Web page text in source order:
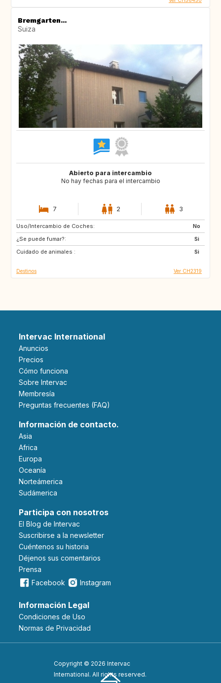
Bremgarten...
Suiza
Abierto para intercambio
No hay fechas para el intercambio
7 2 3
Uso/Intercambio de Coches:
No
¿Se puede fumar?:
Si
Cuidado de animales :
Si
US
PL
IE
Destinos Ver CH2319
Intervac International
Anuncios
Precios
Cómo funciona
Sobre Intervac
Membresía
Preguntas frecuentes (FAQ)
Información de contacto.
Asia
Africa
Europa
Oceanía
Norteámerica
Sudámerica
Participa con nosotros
El Blog de Intervac
Suscribirse a la newsletter
Cuéntenos su historia
Déjenos sus comentarios
Prensa
Facebook
Instagram
Información Legal
Condiciones de Uso
Normas de Privacidad
Copyright © 2026 Intervac
International. All rights reserved.